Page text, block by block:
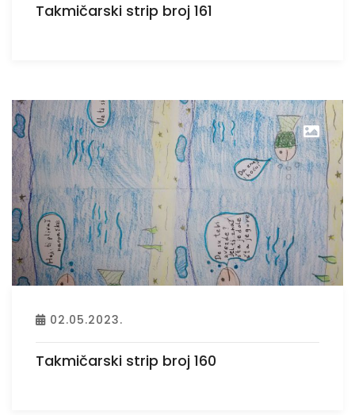
Takmičarski strip broj 161
02.05.2023.
Takmičarski strip broj 160